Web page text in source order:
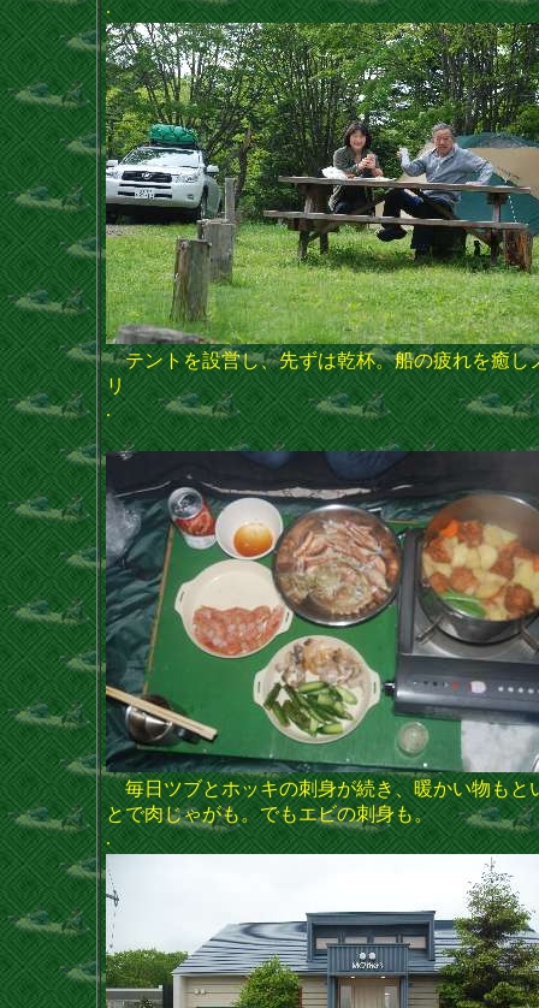
.
テントを設営し、先ずは乾杯。船の疲れを癒し
リ
.
毎日ツブとホッキの刺身が続き、暖かい物もと
とで肉じゃがも。でもエビの刺身も。
.